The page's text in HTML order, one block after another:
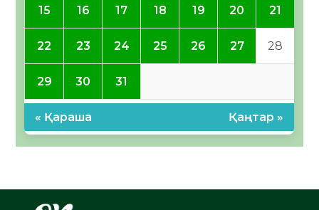
15 16 17 18 19 20 21
22 23 24 25 26 27 28
29 30 31
« Қараша Қаңтар »